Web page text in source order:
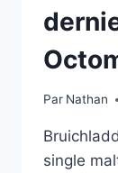
Par Nathan
single